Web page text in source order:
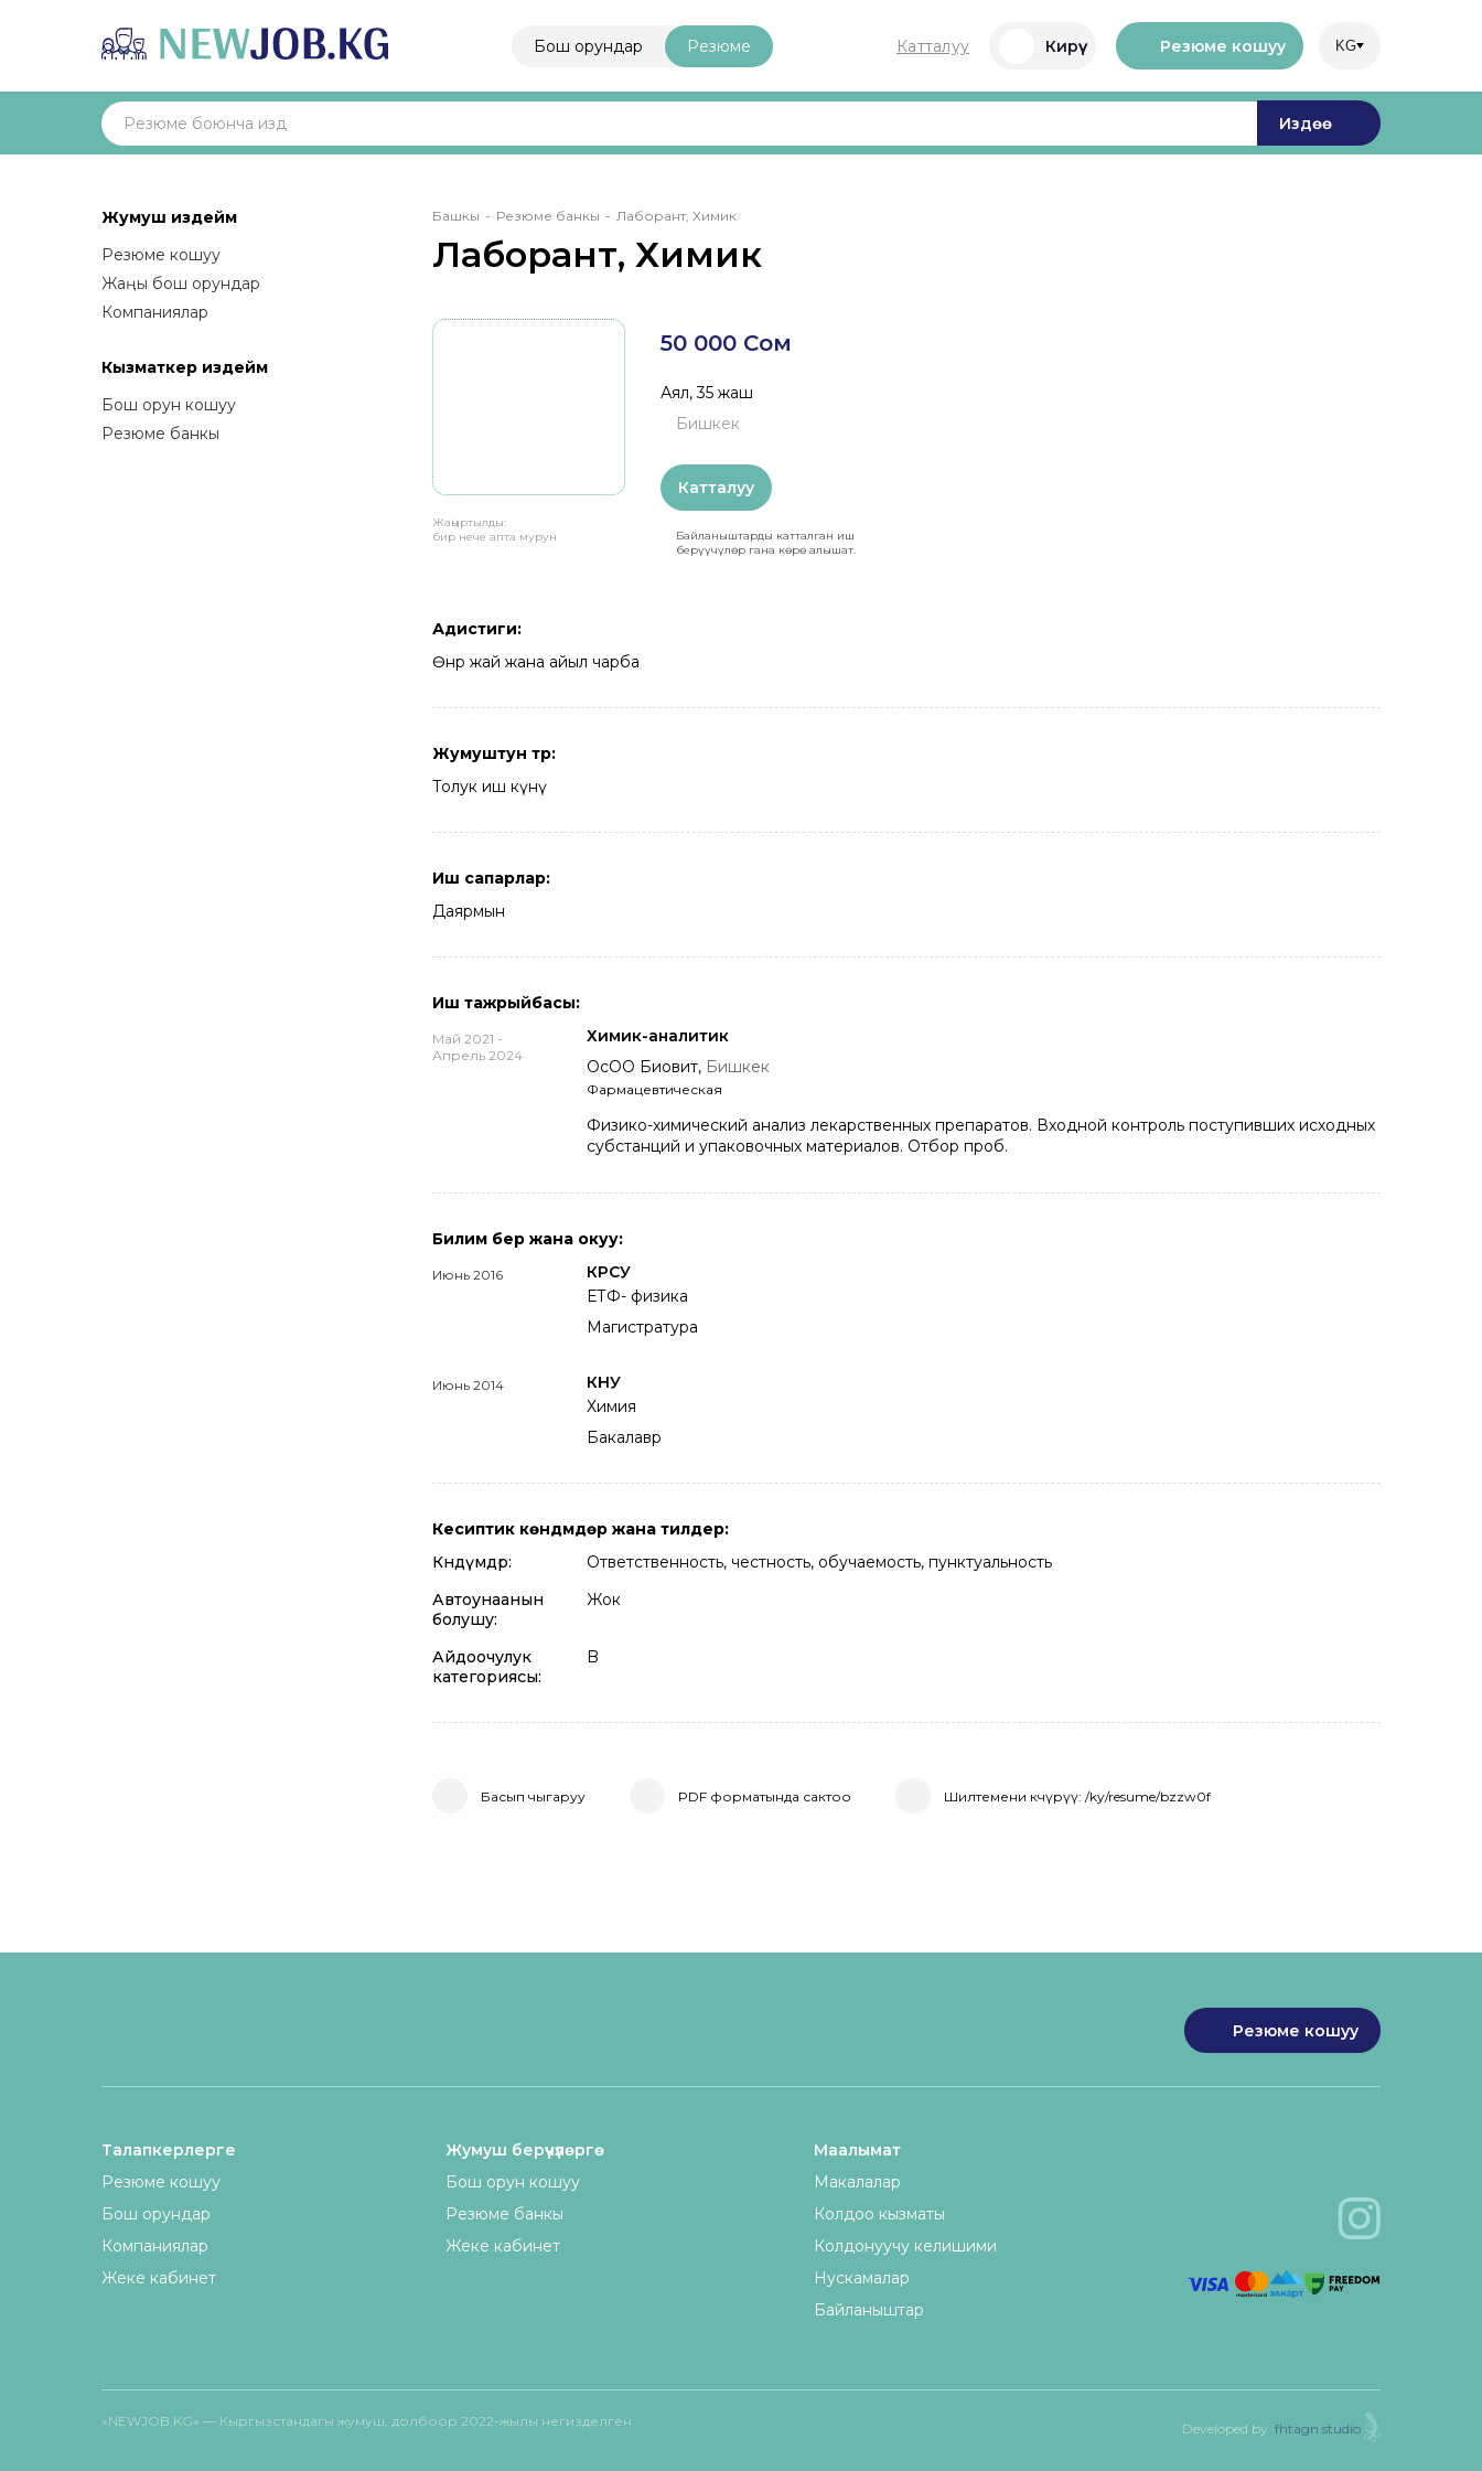
Бош орундар Резюме Катталуу Кирүү Резюме кошуу KG
Издөө
Жумуш издейм
Резюме кошуу
Жаңы бош орундар
Компаниялар
Кызматкер издейм
Бош орун кошуу
Резюме банкы
Breadcrumb
Башкы Резюме банкы Лаборант, Химик
Лаборант, Химик
Жаңыртылды:
бир нече апта мурун
50 000 Сом
Аял, 35 жаш
Бишкек
Катталуу
Байланыштарды катталган иш
берүүчүлөр гана көрө алышат.
Адистиги:
Өнөр жай жана айыл чарба
Жумуштун түрү:
Толук иш күнү
Иш сапарлар:
Даярмын
Иш тажрыйбасы:
Май 2021 -
Апрель 2024
Химик-аналитик
ОсОО Биовит, Бишкек
Фармацевтическая
Физико-химический анализ лекарственных препаратов. Входной контроль поступивших исходных
субстанций и упаковочных материалов. Отбор проб.
Билим берүү жана окуу:
Июнь 2016
КРСУ
ЕТФ- физика
Магистратура
Июнь 2014
КНУ
Химия
Бакалавр
Кесиптик көндүмдөр жана тилдер:
Көндүмдөр:
Ответственность, честность, обучаемость, пунктуальность
Автоунаанын
болушу:
Жок
Айдоочулук
категориясы:
B
Басып чыгаруу PDF форматында сактоо Шилтемени көчүрүү: /ky/resume/bzzw0f
Резюме кошуу
Талапкерлерге
Резюме кошуу
Бош орундар
Компаниялар
Жеке кабинет
Жумуш берүүчүлөргө
Бош орун кошуу
Резюме банкы
Жеке кабинет
Маалымат
Макалалар
Колдоо кызматы
Колдонуучу келишими
Нускамалар
Байланыштар
«NEWJOB.KG» — Кыргызстандагы жумуш, долбоор 2022-жылы негизделген Developed by fhtagn.studio